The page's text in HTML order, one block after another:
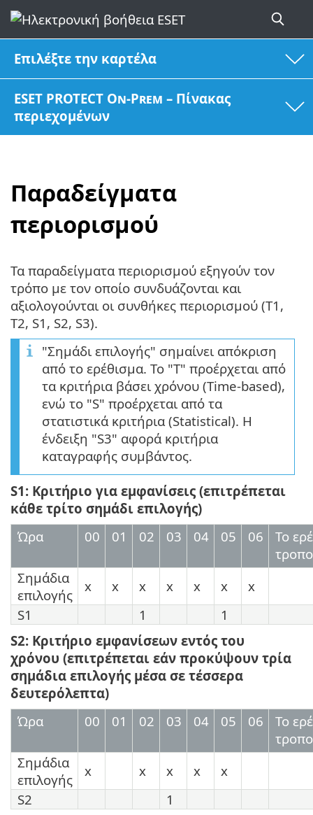
Επιλέξτε την καρτέλα
ESET PROTECT On-Prem – Πίνακας
περιεχομένων
Παραδείγματα
περιορισμού
Τα παραδείγματα περιορισμού εξηγούν τον
τρόπο με τον οποίο συνδυάζονται και
αξιολογούνται οι συνθήκες περιορισμού (T1,
T2, S1, S2, S3).
"Σημάδι επιλογής" σημαίνει απόκριση
από το ερέθισμα. Το "T" προέρχεται από
τα κριτήρια βάσει χρόνου (Time-based),
ενώ το "S" προέρχεται από τα
στατιστικά κριτήρια (Statistical). Η
ένδειξη "S3" αφορά κριτήρια
καταγραφής συμβάντος.
S1: Κριτήριο για εμφανίσεις (επιτρέπεται
κάθε τρίτο σημάδι επιλογής)
Ώρα
00 01 02 03 04 05 06
Το
Σημάδια
επιλογής
x x x x x x
x
S1
1
1
S2: Κριτήριο εμφανίσεων εντός του
χρόνου (επιτρέπεται εάν προκύψουν τρία
σημάδια επιλογής μέσα σε τέσσερα
δευτερόλεπτα)
Ώρα
00 01 02 03 04 05 06
Το
Σημάδια
επιλογής
x x x x
x
S2
1